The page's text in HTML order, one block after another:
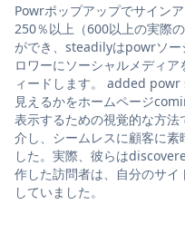
Powrポップアップでサイン
250％以上（600以上の実際
ができ、steadilyはpowrソー
ロワーにソーシャルメディ
ィードします。 added
見えるかをホームページ
表示するための視覚的な方
介し、シームレスに顧客に素
した。実際、彼らは
作した訪問者は、自分のサ
していました。